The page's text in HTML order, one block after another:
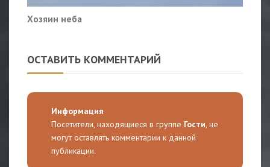
Хозяин неба
ОСТАВИТЬ КОММЕНТАРИЙ
Информация
Посетители, находящиеся в группе Гости, не
могут оставлять комментарии к данной
публикации.